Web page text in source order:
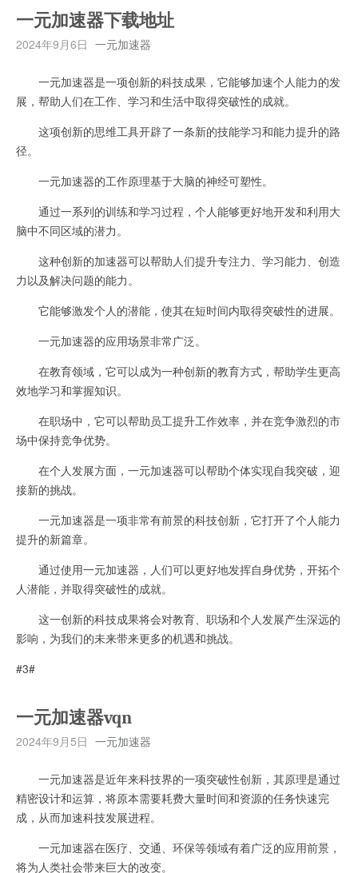
一元加速器下载地址
2024年9月6日 一元加速器
一元加速器是一项创新的科技成果，它能够加速个人能力的发
展，帮助人们在工作、学习和生活中取得突破性的成就。
这项创新的思维工具开辟了一条新的技能学习和能力提升的路
径。
一元加速器的工作原理基于大脑的神经可塑性。
通过一系列的训练和学习过程，个人能够更好地开发和利用大
脑中不同区域的潜力。
这种创新的加速器可以帮助人们提升专注力、学习能力、创造
力以及解决问题的能力。
它能够激发个人的潜能，使其在短时间内取得突破性的进展。
一元加速器的应用场景非常广泛。
在教育领域，它可以成为一种创新的教育方式，帮助学生更高
效地学习和掌握知识。
在职场中，它可以帮助员工提升工作效率，并在竞争激烈的市
场中保持竞争优势。
在个人发展方面，一元加速器可以帮助个体实现自我突破，迎
接新的挑战。
一元加速器是一项非常有前景的科技创新，它打开了个人能力
提升的新篇章。
通过使用一元加速器，人们可以更好地发挥自身优势，开拓个
人潜能，并取得突破性的成就。
这一创新的科技成果将会对教育、职场和个人发展产生深远的
影响，为我们的未来带来更多的机遇和挑战。
#3#
一元加速器vqn
2024年9月5日 一元加速器
一元加速器是近年来科技界的一项突破性创新，其原理是通过
精密设计和运算，将原本需要耗费大量时间和资源的任务快速完
成，从而加速科技发展进程。
一元加速器在医疗、交通、环保等领域有着广泛的应用前景，
将为人类社会带来巨大的改变。